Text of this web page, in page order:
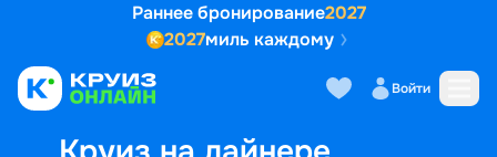
Раннее бронирование2027
2027миль каждому
Войти
Выбор кают Маршрут и